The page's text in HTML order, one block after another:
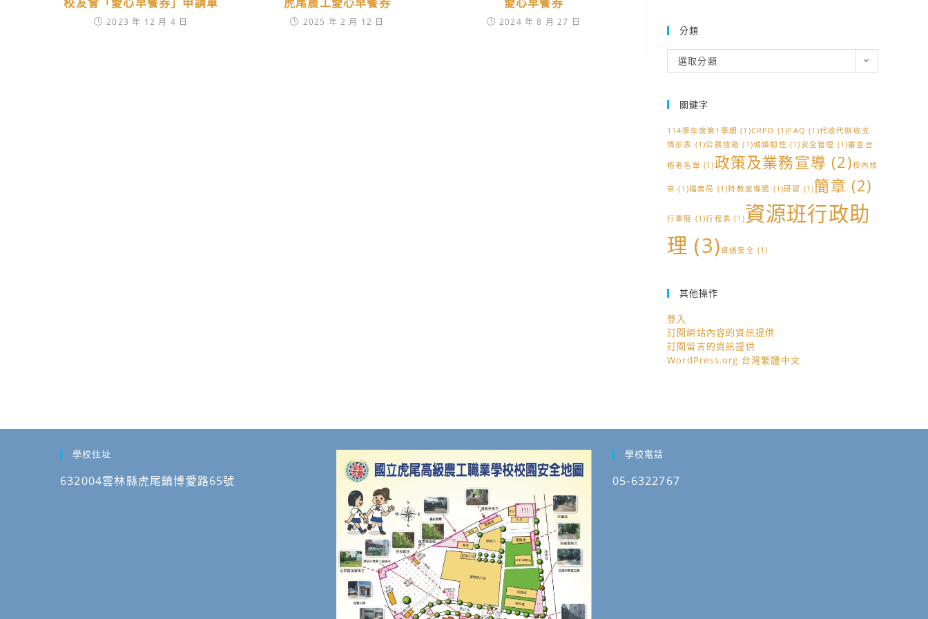
2023 年 12 月 4 日 2025 年 2 月 12 日 2024 年 8 月 27 日
分類
類
選取分類
關鍵字
114學年度第1學期 (1)CRPD (1)FAQ (1)代收代辦收支
情形表 (1)公務信箱 (1)城鎮韌性 (1)安全管理 (1)審查合
格者名單 (1)政策及業務宣導 (2)校內規
章 (1)檔案局 (1)特教宣導週 (1)研習 (1)簡章 (2)
行事曆 (1)行程表 (1)資源班行政助
理 (3)資通安全 (1)
其他操作
登入
訂閱網站內容的資訊提供
訂閱留言的資訊提供
WordPress.org 台灣繁體中文
學校住址
632004雲林縣虎尾鎮博愛路65號
學校電話
05-6322767